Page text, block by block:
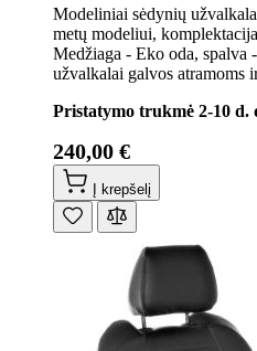
Modeliniai sėdynių
metų modeliui,
Medžiaga - Eko oda, spalva
užvalkalai galvos atramoms
Pristatymo trukmė 2-10 d.
240,00 €
Į krepšelį